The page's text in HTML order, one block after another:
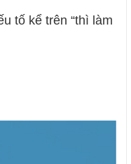
tố kể trên “thì làm